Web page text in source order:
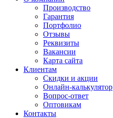
Производство
Гарантия
Портфолио
Отзывы
Реквизиты
Вакансии
Карта сайта
Клиентам
Скидки и акции
Онлайн-калькулятор
Вопрос-ответ
Оптовикам
Контакты